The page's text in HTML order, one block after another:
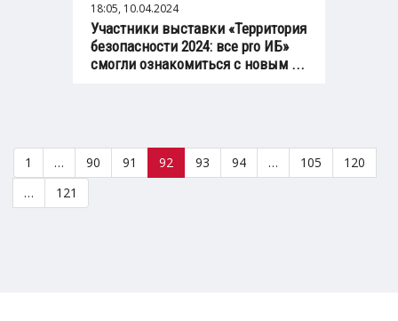
18:05, 10.04.2024
Участники выставки «Территория
безопасности 2024: все pro ИБ»
смогли ознакомиться с новым ...
1 … 90 91 92 93 94 … 105
120
…
121